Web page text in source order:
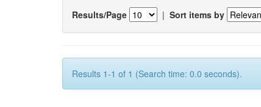
Results/Page | Sort items by
Results 1-1 of 1 (Search time: 0.0 seconds).